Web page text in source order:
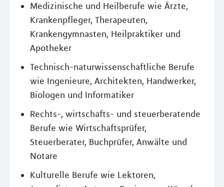
Medizinische und Heilberufe wie Ärzte,
Krankenpfleger, Therapeuten,
Krankengymnasten, Heilpraktiker und
Apotheker
Technisch-naturwissenschaftliche Berufe
wie Ingenieure, Architekten, Handwerker,
Biologen und Informatiker
Rechts-, wirtschafts- und steuerberatende
Berufe wie Wirtschaftsprüfer,
Steuerberater, Buchprüfer, Anwälte und
Notare
Kulturelle Berufe wie Lektoren,